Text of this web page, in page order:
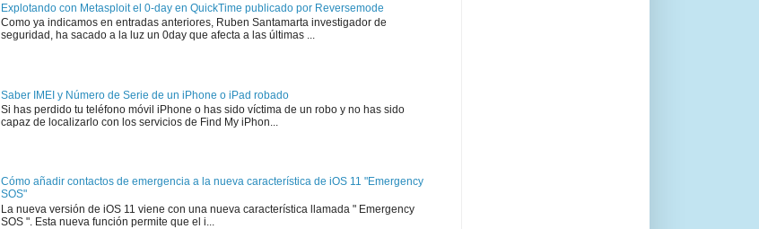
Explotando con Metasploit el 0-day en QuickTime publicado por Reversemode
Como ya indicamos en entradas anteriores, Ruben Santamarta investigador de
seguridad, ha sacado a la luz un 0day que afecta a las últimas ...
Saber IMEI y Número de Serie de un iPhone o iPad robado
Si has perdido tu teléfono móvil iPhone o has sido víctima de un robo y no has sido
capaz de localizarlo con los servicios de Find My iPhon...
Cómo añadir contactos de emergencia a la nueva característica de iOS 11 "Emergency
SOS"
La nueva versión de iOS 11 viene con una nueva característica llamada " Emergency
SOS ". Esta nueva función permite que el i...